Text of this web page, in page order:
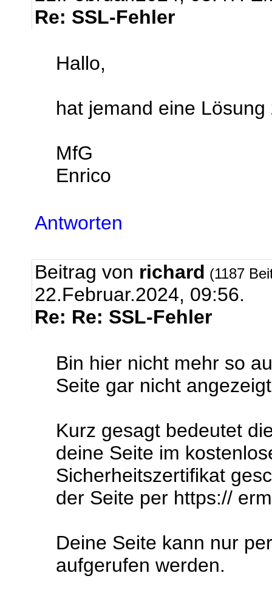
Re: SSL-Fehler
Hallo,
hat jemand eine
MfG
Enrico
Antworten
Beitrag von richard (1187
22.Februar.2024, 09:56.
Re: Re: SSL-Fehler
Bin hier nicht mehr so
Seite gar nicht
Kurz gesagt bedeutet
deine Seite im
Sicherheitszertifikat
der Seite per https://
Deine Seite kann nur
aufgerufen werden.